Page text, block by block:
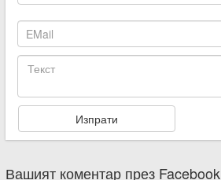
Вашият коментар през Facebook